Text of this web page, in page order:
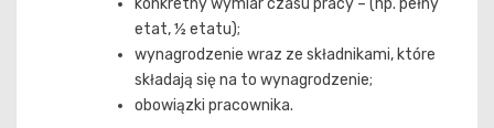
etat, ½ etatu);
wynagrodzenie wraz ze składnikami, które
składają się na to wynagrodzenie;
obowiązki pracownika.